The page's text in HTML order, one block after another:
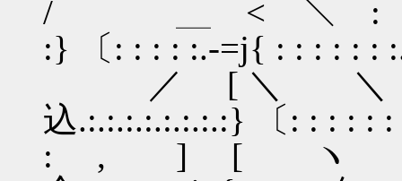
/ ＿ < ＼ :〔ﾊ(
:} 〔: : : : :.-=j{ : : : : : :
／ [ ＼ ＼
込.:.:.:.:.:.:.:.:} 〔: : : : :
: , ] [ ヽ 〔(